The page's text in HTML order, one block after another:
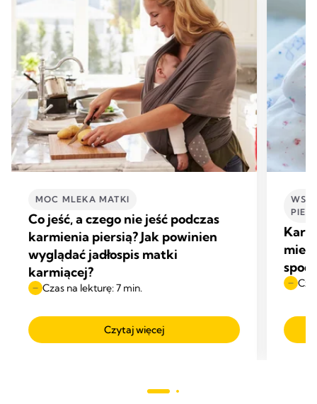
MOC MLEKA MATKI
Co jeść, a czego nie jeść podczas
karmienia piersią? Jak powinien
wyglądać jadłospis matki
karmiącej?
Czas na lekturę: 7 min.
Czytaj więcej